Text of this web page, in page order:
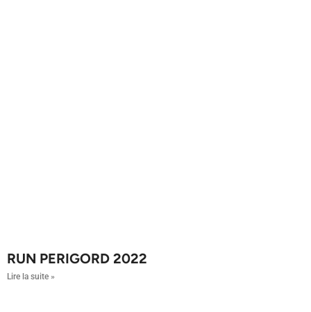
RUN PERIGORD 2022
Lire la suite »